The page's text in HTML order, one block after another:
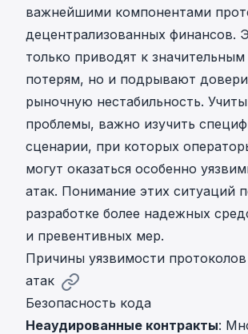
важнейшими компонентами
децентрализованных финансов.
только приводят к
потерям, но и подрывают
рыночную нестабильность.
проблемы, важно изучить
сценарии, при которых
могут оказаться особенно
атак. Понимание этих ситуаций
разработке более надежных
и превентивных мер.
Причины уязвимости протоколов
атак
Безопасность кода
Неаудированные контракты: